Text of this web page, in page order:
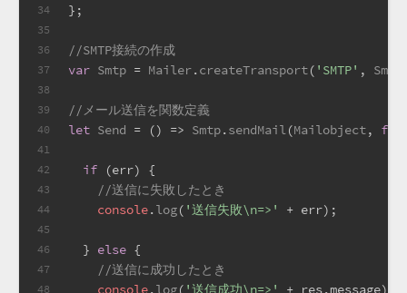
34
35
36
37
38
39
40
41
42
43
44
45
46
47
48
};
//SMTP接続の作成
var Smtp = Mailer.createTransport( 'SMTP' ,
//メール送信を関数定義
let Send = () => Smtp.sendMail(Mailobject,
if (err) {
//送信に失敗したとき
console.log( '送信失敗\n=>' + err);
  }
else {
//送信に成功したとき
console.log( '送信成功\n=>' + res.message);